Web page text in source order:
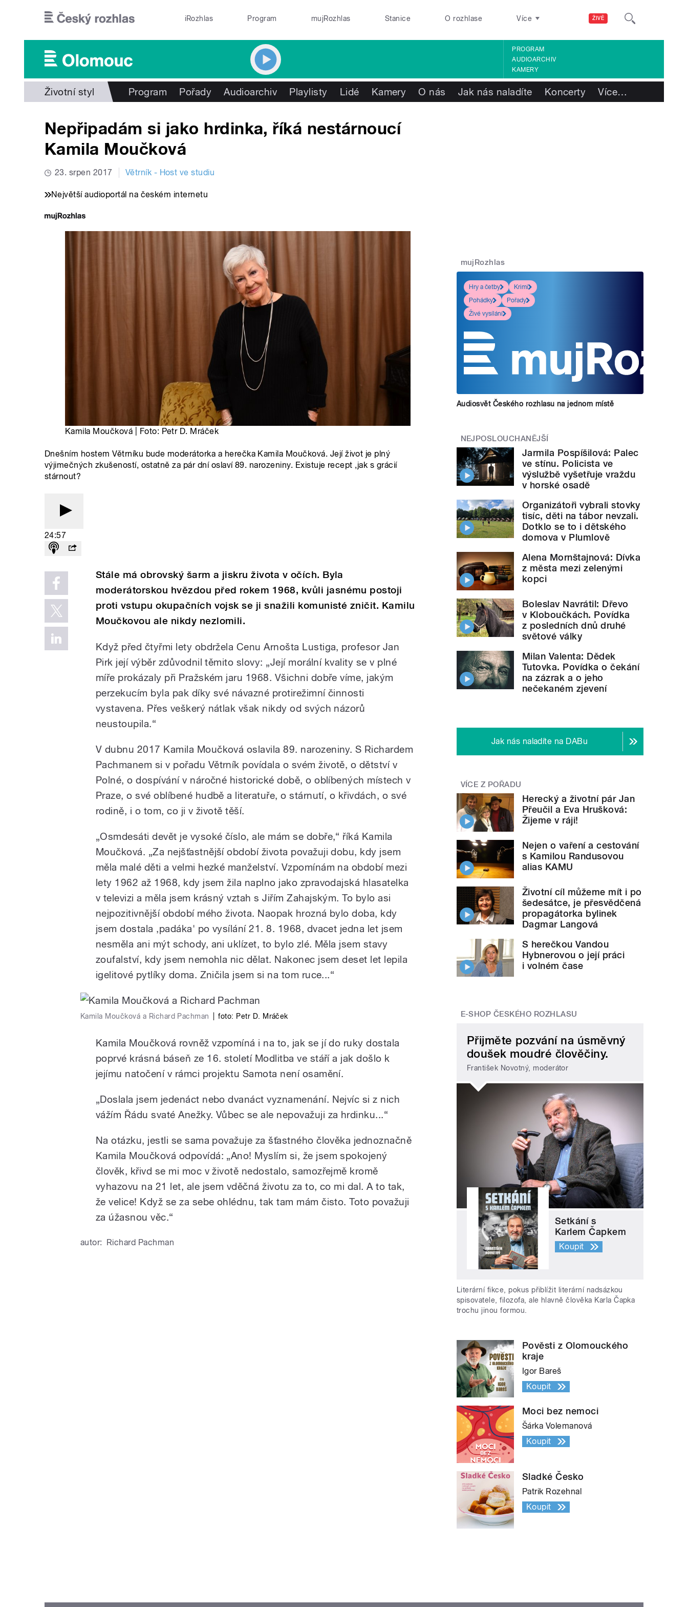
ŽIVĚ
iRozhlas Program mujRozhlas Stanice O rozhlase Více
PROGRAM
AUDIOARCHIV
KAMERY
Životní styl Program Pořady Audioarchiv Playlisty Lidé Kamery O nás Jak nás naladíte Koncerty Více…
Nepřipadám si jako hrdinka, říká nestárnoucí
Kamila Moučková
23. srpen 2017 Větrník - Host ve studiu
Největší audioportál na českém internetu
Kamila Moučková | Foto: Petr D. Mráček
Dnešním hostem Větrníku bude moderátorka a herečka Kamila Moučková. Její život je plný
výjimečných zkušeností, ostatně za pár dní oslaví 89. narozeniny. Existuje recept ,jak s grácií
stárnout?
24:57
Stále má obrovský šarm a jiskru života v očích. Byla
moderátorskou hvězdou před rokem 1968, kvůli jasnému postoji
proti vstupu okupačních vojsk se ji snažili komunisté zničit. Kamilu
Moučkovou ale nikdy nezlomili.
Když před čtyřmi lety obdržela Cenu Arnošta Lustiga, profesor Jan
Pirk její výběr zdůvodnil těmito slovy: „Její morální kvality se v plné
míře prokázaly při Pražském jaru 1968. Všichni dobře víme, jakým
perzekucím byla pak díky své návazné protirežimní činnosti
vystavena. Přes veškerý nátlak však nikdy od svých názorů
neustoupila.“
V dubnu 2017 Kamila Moučková oslavila 89. narozeniny. S Richardem
Pachmanem si v pořadu Větrník povídala o svém životě, o dětství v
Polné, o dospívání v náročné historické době, o oblíbených místech v
Praze, o své oblíbené hudbě a literatuře, o stárnutí, o křivdách, o své
rodině, i o tom, co ji v životě těší.
„Osmdesáti devět je vysoké číslo, ale mám se dobře,“ říká Kamila
Moučková. „Za nejšťastnější období života považuji dobu, kdy jsem
měla malé děti a velmi hezké manželství. Vzpomínám na období mezi
lety 1962 až 1968, kdy jsem žila naplno jako zpravodajská hlasatelka
v televizi a měla jsem krásný vztah s Jiřím Zahajským. To bylo asi
nejpozitivnější období mého života. Naopak hrozná bylo doba, kdy
jsem dostala ,padáka' po vysílání 21. 8. 1968, dvacet jedna let jsem
nesměla ani mýt schody, ani uklízet, to bylo zlé. Měla jsem stavy
zoufalství, kdy jsem nemohla nic dělat. Nakonec jsem deset let lepila
igelitové pytlíky doma. Zničila jsem si na tom ruce...“
Kamila Moučková a Richard Pachman foto: Petr D. Mráček
Kamila Moučková rovněž vzpomíná i na to, jak se jí do ruky dostala
poprvé krásná báseň ze 16. století Modlitba ve stáří a jak došlo k
jejímu natočení v rámci projektu Samota není osamění.
„Doslala jsem jedenáct nebo dvanáct vyznamenání. Nejvíc si z nich
vážím Řádu svaté Anežky. Vůbec se ale nepovažuji za hrdinku...“
Na otázku, jestli se sama považuje za šťastného člověka jednoznačně
Kamila Moučková odpovídá: „Ano! Myslím si, že jsem spokojený
člověk, křivd se mi moc v životě nedostalo, samozřejmě kromě
vyhazovu na 21 let, ale jsem vděčná životu za to, co mi dal. A to tak,
že velice! Když se za sebe ohlédnu, tak tam mám čisto. Toto považuji
za úžasnou věc.“
autor: Richard Pachman
mujRozhlas
Hry a četby
Krimi
Pohádky
Pořady
Živé vysílání
Audiosvět Českého rozhlasu na jednom místě
NEJPOSLOUCHANĚJŠÍ
Jarmila Pospíšilová: Palec
ve stínu. Policista ve
výslužbě vyšetřuje vraždu
v horské osadě
Organizátoři vybrali stovky
tisíc, děti na tábor nevzali.
Dotklo se to i dětského
domova v Plumlově
Alena Mornštajnová: Dívka
z města mezi zelenými
kopci
Boleslav Navrátil: Dřevo
v Kloboučkách. Povídka
z posledních dnů druhé
světové války
Milan Valenta: Dědek
Tutovka. Povídka o čekání
na zázrak a o jeho
nečekaném zjevení
Jak nás naladíte na DABu
VÍCE Z POŘADU
Herecký a životní pár Jan
Přeučil a Eva Hrušková:
Žijeme v ráji!
Nejen o vaření a cestování
s Kamilou Randusovou
alias KAMU
Životní cíl můžeme mít i po
šedesátce, je přesvědčená
propagátorka bylinek
Dagmar Langová
S herečkou Vandou
Hybnerovou o její práci
i volném čase
E-SHOP ČESKÉHO ROZHLASU
Přijměte pozvání na úsměvný
doušek moudré člověčiny.
František Novotný, moderátor
Setkání s
Karlem Čapkem
Koupit
Literární fikce, pokus přiblížit literární nadsázkou
spisovatele, filozofa, ale hlavně člověka Karla Čapka
trochu jinou formou.
Pověsti z Olomouckého
kraje
Igor Bareš
Koupit
Moci bez nemoci
Šárka Volemanová
Koupit
Sladké Česko
Patrik Rozehnal
Koupit